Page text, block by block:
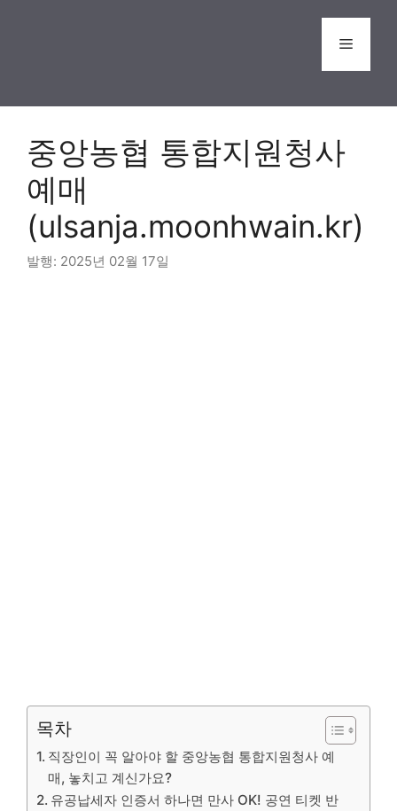
Menu
중앙농협 통합지원청사
예매
(ulsanja.moonhwain.kr)
2025년 02월 17일
목차
직장인이 꼭 알아야 할 중앙농협 통합지원청사 예
매, 놓치고 계신가요?
유공납세자 인증서 하나면 만사 OK! 공연 티켓 반